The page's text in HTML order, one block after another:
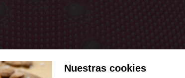
Nuestras cookies